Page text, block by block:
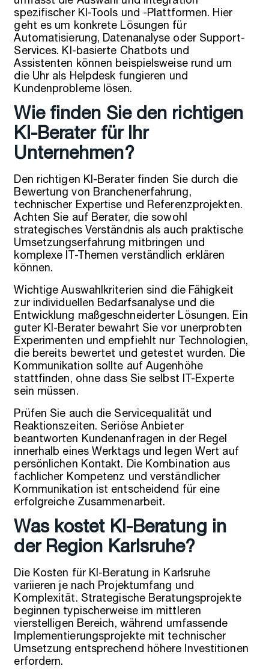
spezifischer KI-Tools und -Plattformen. Hier
geht es um konkrete Lösungen für
Automatisierung, Datenanalyse oder Support-
Services. KI-basierte Chatbots und
Assistenten können beispielsweise rund um
die Uhr als Helpdesk fungieren und
Kundenprobleme lösen.
Wie finden Sie den richtigen
KI-Berater für Ihr
Unternehmen?
Den richtigen KI-Berater finden Sie durch die
Bewertung von Branchenerfahrung,
technischer Expertise und Referenzprojekten.
Achten Sie auf Berater, die sowohl
strategisches Verständnis als auch praktische
Umsetzungserfahrung mitbringen und
komplexe IT-Themen verständlich erklären
können.
Wichtige Auswahlkriterien sind die Fähigkeit
zur individuellen Bedarfsanalyse und die
Entwicklung maßgeschneiderter Lösungen. Ein
guter KI-Berater bewahrt Sie vor unerprobten
Experimenten und empfiehlt nur Technologien,
die bereits bewertet und getestet wurden. Die
Kommunikation sollte auf Augenhöhe
stattfinden, ohne dass Sie selbst IT-Experte
sein müssen.
Prüfen Sie auch die Servicequalität und
Reaktionszeiten. Seriöse Anbieter
beantworten Kundenanfragen in der Regel
innerhalb eines Werktags und legen Wert auf
persönlichen Kontakt. Die Kombination aus
fachlicher Kompetenz und verständlicher
Kommunikation ist entscheidend für eine
erfolgreiche Zusammenarbeit.
Was kostet KI-Beratung in
der Region Karlsruhe?
Die Kosten für KI-Beratung in Karlsruhe
variieren je nach Projektumfang und
Komplexität. Strategische Beratungsprojekte
beginnen typischerweise im mittleren
vierstelligen Bereich, während umfassende
Implementierungsprojekte mit technischer
Umsetzung entsprechend höhere Investitionen
erfordern.